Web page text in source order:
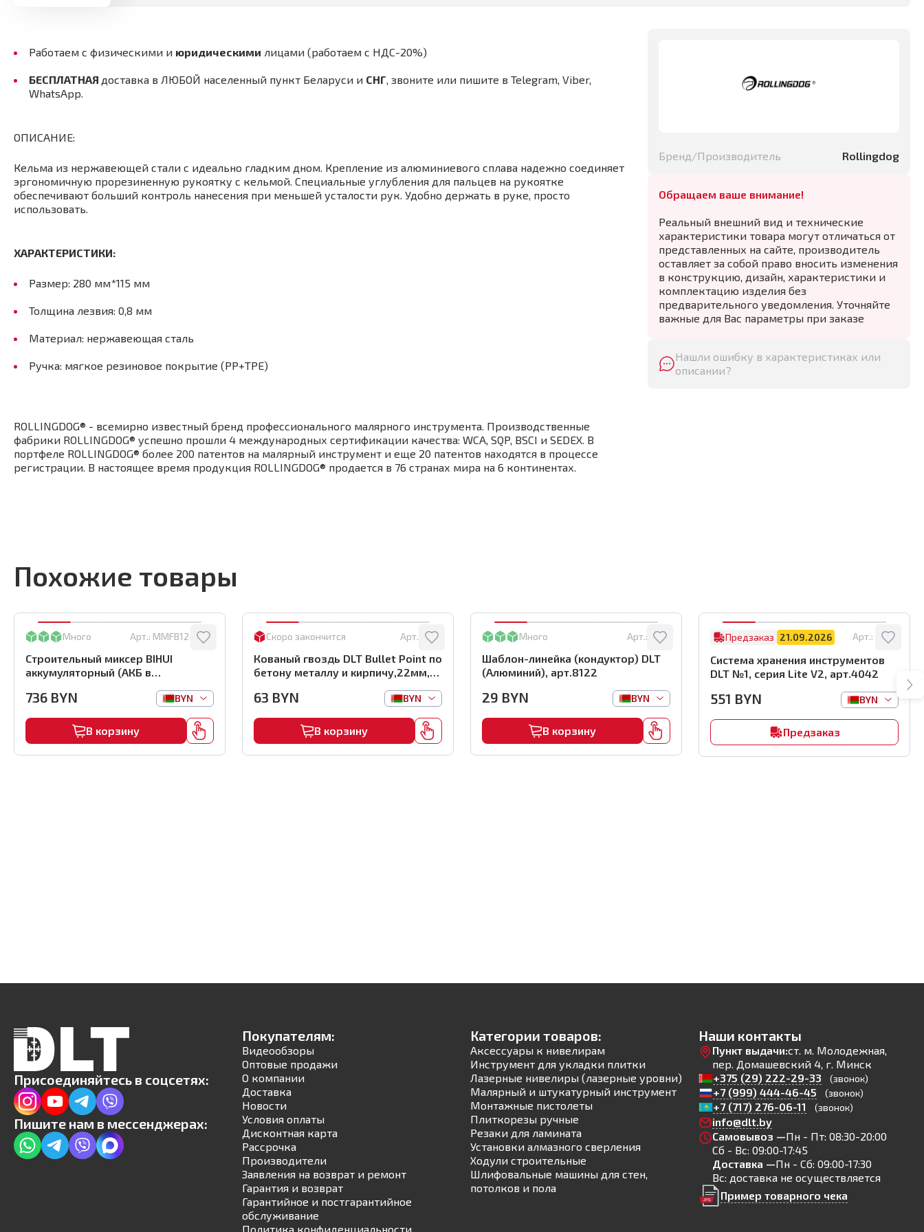
Работаем с физическими и юридическими лицами (работаем с НДС-20%)
БЕСПЛАТНАЯ доставка в ЛЮБОЙ населенный пункт Беларуси и СНГ, звоните или пишите в Telegram, Viber,
WhatsApp.
ОПИСАНИЕ:
Кельма из нержавеющей стали с идеально гладким дном. Крепление из алюминиевого сплава надежно соединяет
эргономичную прорезиненную рукоятку с кельмой. Специальные углубления для пальцев на рукоятке
обеспечивают больший контроль нанесения при меньшей усталости рук. Удобно держать в руке, просто
использовать.
ХАРАКТЕРИСТИКИ:
Размер: 280 мм*115 мм
Толщина лезвия: 0,8 мм
Материал: нержавеющая сталь
Ручка: мягкое резиновое покрытие (PP+TPE)
ROLLINGDOG® - всемирно известный бренд профессионального малярного инструмента. Производственные
фабрики ROLLINGDOG® успешно прошли 4 международных сертификации качества: WCA, SQP, BSCI и SEDEX. В
портфеле ROLLINGDOG® более 200 патентов на малярный инструмент и еще 20 патентов находятся в процессе
регистрации. В настоящее время продукция ROLLINGDOG® продается в 76 странах мира на 6 континентах.
Бренд/Производитель Rollingdog
Обращаем ваше внимание!
Реальный внешний вид и технические
характеристики товара могут отличаться от
представленных на сайте, производитель
оставляет за собой право вносить изменения
в конструкцию, дизайн, характеристики и
комплектацию изделия без
предварительного уведомления. Уточняйте
важные для Вас параметры при заказе
Нашли ошибку в характеристиках или
описании?
Похожие товары
Много Арт.: MMFB12-2-BC
Строительный миксер BIHUI
аккумуляторный (АКБ в
736 BYN BYN
В корзину
Скоро закончится Арт.: 0116
Кованый гвоздь DLT Bullet Point по
бетону металлу и кирпичу,22мм,
63 BYN BYN
В корзину
Много Арт.: 8122
Шаблон-линейка (кондуктор) DLT
(Алюминий), арт.8122
29 BYN BYN
В корзину
Предзаказ 21.09.2026 Арт.: 4042
Система хранения инструментов
DLT №1, серия Lite V2, арт.4042
551 BYN BYN
Предзаказ
Присоединяйтесь в соцсетях:
Пишите нам в мессенджерах:
Покупателям:
Видеообзоры
Оптовые продажи
О компании
Доставка
Новости
Условия оплаты
Дисконтная карта
Рассрочка
Производители
Заявления на возврат и ремонт
Гарантия и возврат
Гарантийное и постгарантийное
обслуживание
Политика конфиденциальности
Категории товаров:
Аксессуары к нивелирам
Инструмент для укладки плитки
Лазерные нивелиры (лазерные уровни)
Малярный и штукатурный инструмент
Монтажные пистолеты
Плиткорезы ручные
Резаки для ламината
Установки алмазного сверления
Ходули строительные
Шлифовальные машины для стен,
потолков и пола
Наши контакты
Пункт выдачи:ст. м. Молодежная,
пер. Домашевский 4, г. Минск
+375 (29) 222-29-33
(звонок)
+7 (999) 444-46-45 (звонок)
+7 (717) 276-06-11 (звонок)
info@dlt.by
Самовывоз —Пн - Пт: 08:30-20:00
Сб - Вс: 09:00-17:45
Доставка —Пн - Сб: 09:00-17:30
Вс: доставка не осуществляется
Пример товарного чека